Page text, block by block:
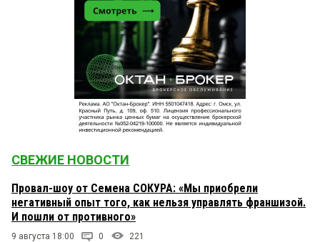
СВЕЖИЕ НОВОСТИ
Провал-шоу от Семена СОКУРА: «Мы приобрели
негативный опыт того, как нельзя управлять франшизой.
И пошли от противного»
9 августа 18:00 0 221